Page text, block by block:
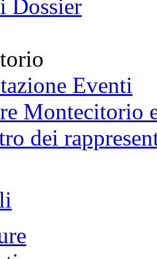
Dossier
Eventi
Montecitorio
dei